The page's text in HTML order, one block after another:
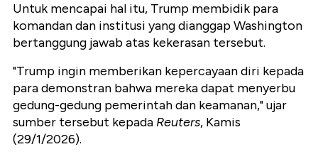
Untuk mencapai hal itu, Trump membidik para
komandan dan institusi yang dianggap Washington
bertanggung jawab atas kekerasan tersebut.
"Trump ingin memberikan kepercayaan diri kepada
para demonstran bahwa mereka dapat menyerbu
gedung-gedung pemerintah dan keamanan," ujar
sumber tersebut kepada Reuters, Kamis
(29/1/2026).